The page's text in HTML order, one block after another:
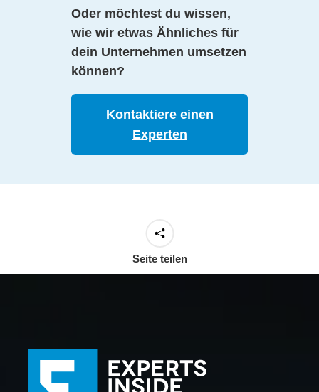
Oder möchtest du wissen,
wie wir etwas Ähnliches für
dein Unternehmen umsetzen
können?
Kontaktiere einen
Experten
Seite teilen